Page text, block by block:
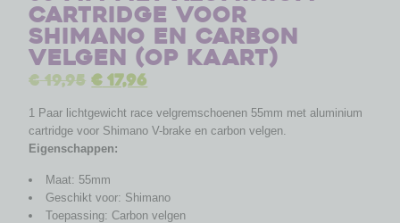
Cartridge voor
Shimano en carbon
velgen (op kaart)
€19,95 €17,96
1 Paar lichtgewicht race velgremschoenen 55mm met aluminium
cartridge voor Shimano V-brake en carbon velgen.
Eigenschappen:
Maat: 55mm
Geschikt voor: Shimano
Toepassing: Carbon velgen